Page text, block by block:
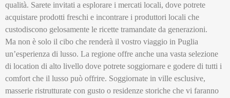
qualità. Sarete invitati a esplorare i mercati locali, dove potrete
acquistare prodotti freschi e incontrare i produttori locali che
custodiscono gelosamente le ricette tramandate da generazioni.
Ma non è solo il cibo che renderà il vostro viaggio in Puglia
un’esperienza di lusso. La regione offre anche una vasta selezione
di location di alto livello dove potrete soggiornare e godere di tutti i
comfort che il lusso può offrire. Soggiornate in ville esclusive,
masserie ristrutturate con gusto o residenze storiche che vi faranno